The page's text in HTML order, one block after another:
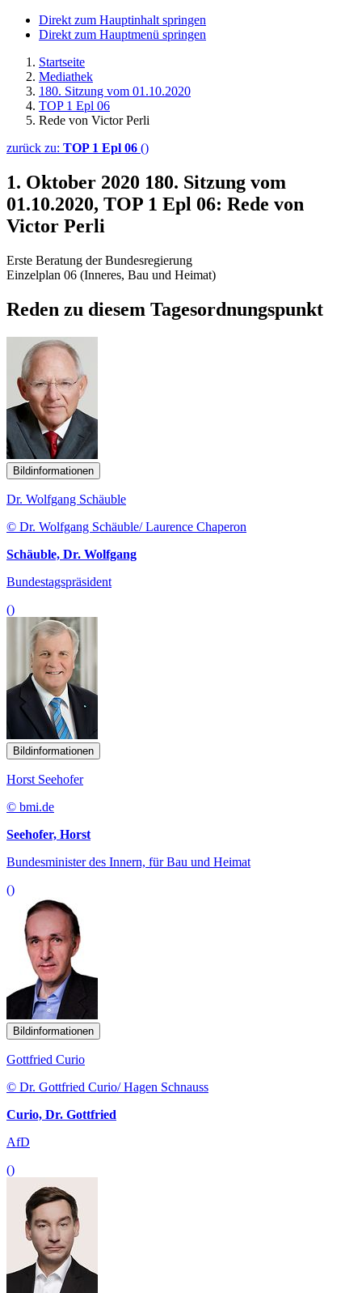
Direkt zum Hauptinhalt springen
Direkt zum Hauptmenü springen
Startseite
Mediathek
180. Sitzung vom 01.10.2020
TOP 1 Epl 06
Rede von Victor Perli
zurück zu: TOP 1 Epl 06 ()
1. Oktober 2020 180. Sitzung vom
01.10.2020, TOP 1 Epl 06: Rede von
Victor Perli
Erste Beratung der Bundesregierung
Einzelplan 06 (Inneres, Bau und Heimat)
Reden zu diesem Tagesordnungspunkt
Bildinformationen
Dr. Wolfgang Schäuble
© Dr. Wolfgang Schäuble/ Laurence Chaperon
Schäuble, Dr. Wolfgang
Bundestagspräsident
()
Bildinformationen
Horst Seehofer
© bmi.de
Seehofer, Horst
Bundesminister des Innern, für Bau und Heimat
()
Bildinformationen
Gottfried Curio
© Dr. Gottfried Curio/ Hagen Schnauss
Curio, Dr. Gottfried
AfD
()